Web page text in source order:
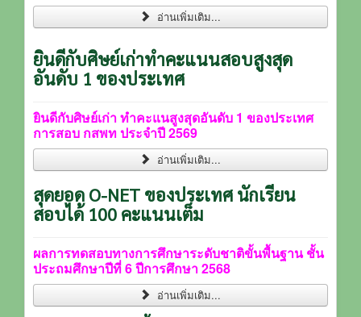
อ่านเพิ่มเติม...
ยินดีกับศิษย์เก่าทำคะแนนสอบสูงสุด
อันดับ 1 ของประเทศ
ยินดีกับศิษย์เก่า ทำคะแนสูงสุดอันดับ 1 ของประเทศ
การสอบ กสพท ประจำปี 2569
อ่านเพิ่มเติม...
สุดยอด O-NET ของประเทศ นักเรียน
สอบได้ 100 คะแนนเต็ม
ผลการทดสอบทางการศึกษาระดับชาติขั้นพื้นฐาน ชั้น
ประถมศึกษาปีที่ 6 ปีการศึกษา 2568
อ่านเพิ่มเติม...